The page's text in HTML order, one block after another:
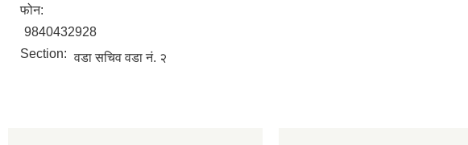
फोन:
9840432928
Section: वडा सचिव वडा नं. २